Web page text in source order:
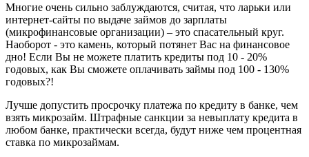
Многие очень сильно заблуждаются, считая, что ларьки или
интернет-сайты по выдаче займов до зарплаты
(микрофинансовые организации) – это спасательный круг.
Наоборот - это камень, который потянет Вас на финансовое
дно! Если Вы не можете платить кредиты под 10 - 20%
годовых, как Вы сможете оплачивать займы под 100 - 130%
годовых?!
Лучше допустить просрочку платежа по кредиту в банке, чем
взять микрозайм. Штрафные санкции за невыплату кредита в
любом банке, практически всегда, будут ниже чем процентная
ставка по микрозаймам.